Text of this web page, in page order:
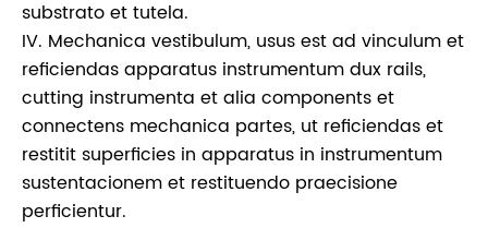
substrato et tutela.
IV. Mechanica vestibulum, usus est ad vinculum et
reficiendas apparatus instrumentum dux rails,
cutting instrumenta et alia components et
connectens mechanica partes, ut reficiendas et
restitit superficies in apparatus in instrumentum
sustentacionem et restituendo praecisione
perficientur.